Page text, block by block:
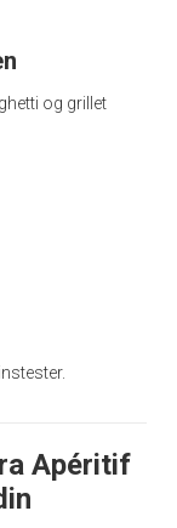
og grillet
Apéritif